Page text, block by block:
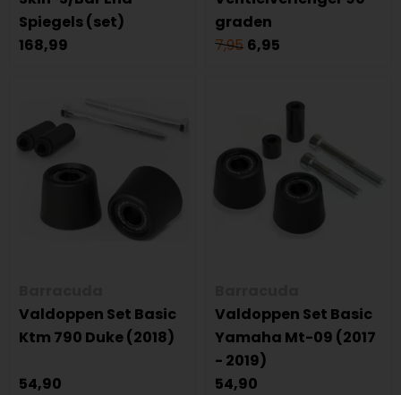
Spiegels (set)
168,99
graden
7,95 6,95
Valdoppen Set Basic
Ktm 790 Duke (2018)
54,90
Valdoppen Set Basic
Yamaha Mt-09 (2017
- 2019)
54,90